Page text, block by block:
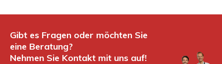
Gibt es Fragen oder möchten Sie
eine Beratung?
Nehmen Sie Kontakt mit uns auf!